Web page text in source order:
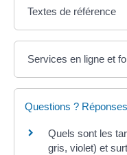
Textes de référence
Services en ligne et
Questions ?
Quels sont les
gris, violet) et